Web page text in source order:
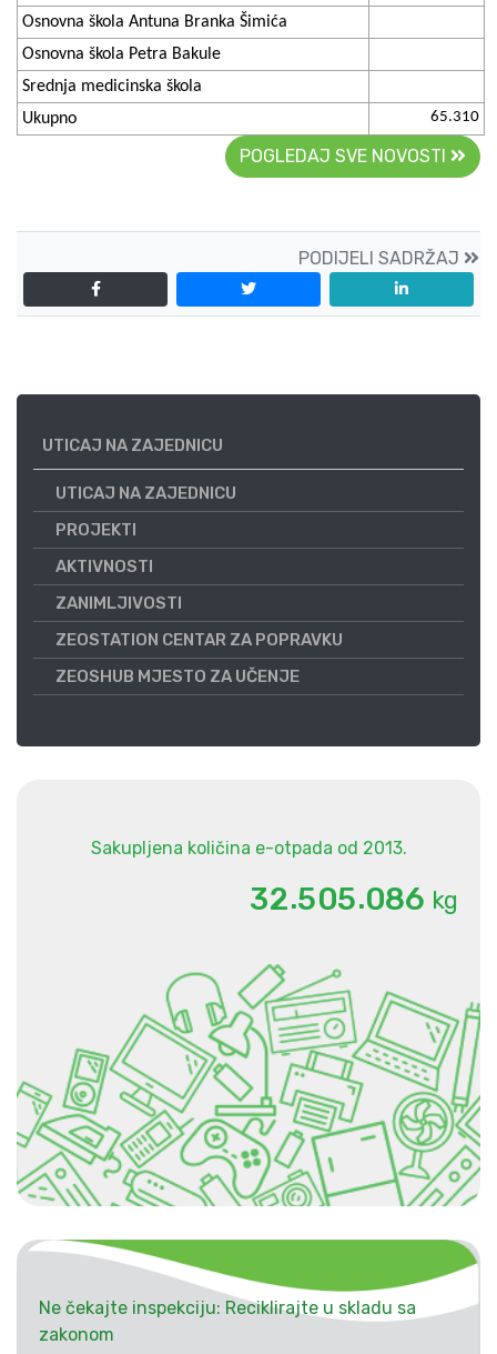
Osnovna škola Antuna Branka Šimića
Osnovna škola Petra Bakule
Srednja medicinska škola
Ukupno
65.310
POGLEDAJ SVE NOVOSTI
PODIJELI SADRŽAJ
UTICAJ NA ZAJEDNICU
UTICAJ NA ZAJEDNICU
PROJEKTI
AKTIVNOSTI
ZANIMLJIVOSTI
ZEOSTATION CENTAR ZA POPRAVKU
ZEOSHUB MJESTO ZA UČENJE
Sakupljena količina e-otpada od 2013.
32.505.086 kg
Ne čekajte inspekciju: Reciklirajte u skladu sa
zakonom